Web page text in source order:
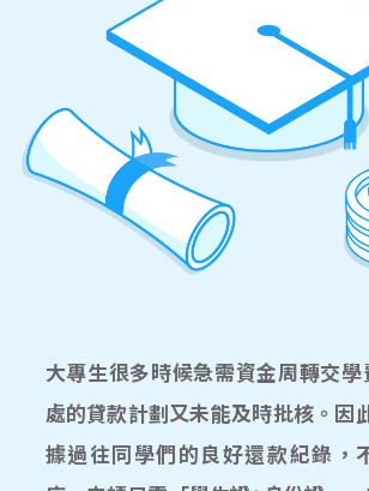
大專生很多時候急需資金周轉交學
處的貸款計劃又未能及時批核。因
據過往同學們的良好還款紀錄，